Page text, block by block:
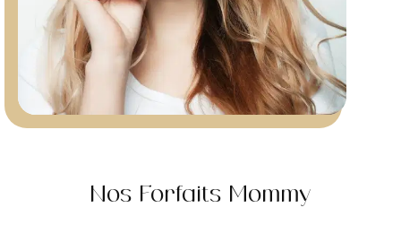
Nos Forfaits Mommy